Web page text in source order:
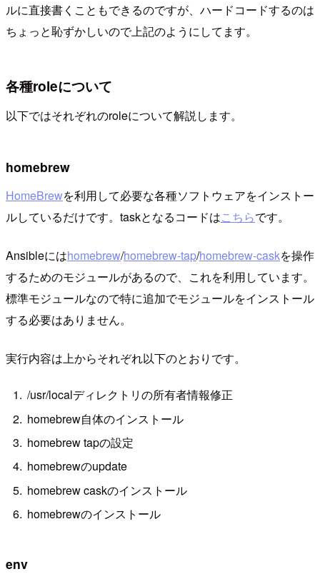
ルに直接書くこともできるのですが、ハードコードするのは
ちょっと恥ずかしいので上記のようにしてます。
各種roleについて
以下ではそれぞれのroleについて解説します。
homebrew
HomeBrewを利用して必要な各種ソフトウェアをインストー
ルしているだけです。taskとなるコードはこちらです。
Ansibleにはhomebrew/homebrew-tap/homebrew-caskを操作
するためのモジュールがあるので、これを利用しています。
標準モジュールなので特に追加でモジュールをインストール
する必要はありません。
実行内容は上からそれぞれ以下のとおりです。
/usr/localディレクトリの所有者情報修正
homebrew自体のインストール
homebrew tapの設定
homebrewのupdate
homebrew caskのインストール
homebrewのインストール
env